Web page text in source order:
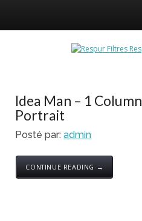
Idea Man – 1 Column
Portrait
Posté par: admin
CONTINUE READING →